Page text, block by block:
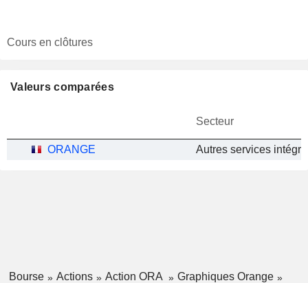
Cours en clôtures
Valeurs comparées
Secteur
ORANGE
Bourse Actions Action ORA
Graphiques Orange